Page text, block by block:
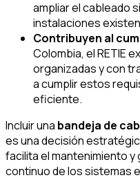
ampliar el cableado
instalaciones
Contribuyen al
Colombia, el RETIE
organizadas y con
a cumplir estos
eficiente.
Incluir una bandeja de
es una decisión
facilita el mantenimiento
continuo de los sistemas